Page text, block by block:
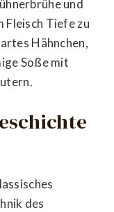
und
Fleisch Tiefe zu
Hähnchen,
Soße mit
des